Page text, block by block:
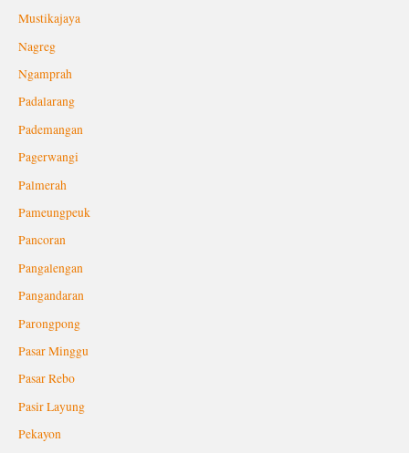
Mustikajaya
Nagreg
Ngamprah
Padalarang
Pademangan
Pagerwangi
Palmerah
Pameungpeuk
Pancoran
Pangalengan
Pangandaran
Parongpong
Pasar Minggu
Pasar Rebo
Pasir Layung
Pekayon